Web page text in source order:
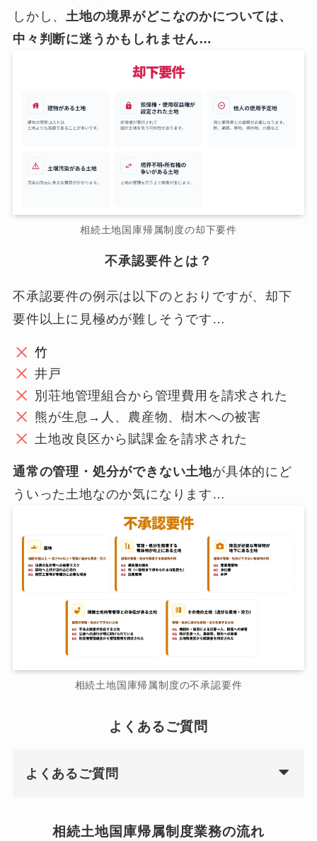
しかし、土地の境界がどこなのかについては、
中々判断に迷うかもしれません…
相続土地国庫帰属制度の却下要件
不承認要件とは？
不承認要件の例示は以下のとおりですが、却下
要件以上に見極めが難しそうです…
竹
井戸
別荘地管理組合から管理費用を請求された
熊が生息→人、農産物、樹木への被害
土地改良区から賦課金を請求された
通常の管理・処分ができない土地が具体的にど
ういった土地なのか気になります…
相続土地国庫帰属制度の不承認要件
よくあるご質問
よくあるご質問
相続土地国庫帰属制度業務の流れ